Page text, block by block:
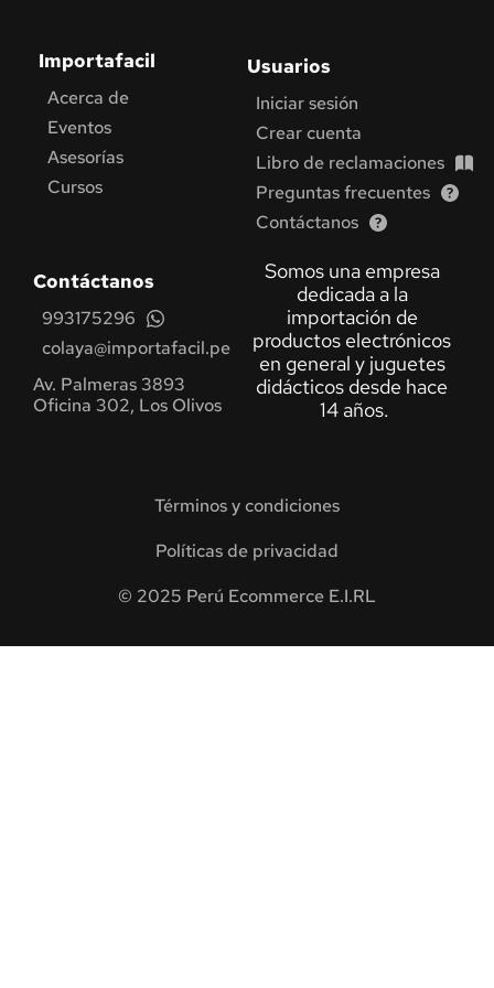
Importafacil
Acerca de
Eventos
Asesorías
Cursos
Usuarios
Iniciar sesión
Crear cuenta
Libro de reclamaciones
Preguntas frecuentes
Contáctanos
Contáctanos
993175296
colaya@importafacil.pe
Av. Palmeras 3893
Oficina 302, Los Olivos
Somos una empresa
dedicada a la
importación de
productos electrónicos
en general y juguetes
didácticos desde hace
14 años.
Términos y condiciones
Políticas de privacidad
© 2025 Perú Ecommerce E.I.RL